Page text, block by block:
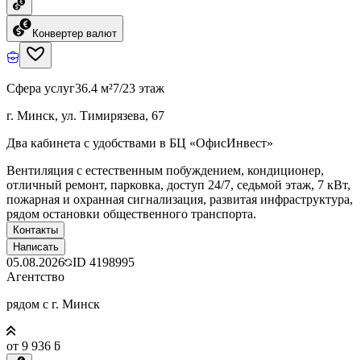
Конвертер валют
Сфера услуг36.4 м²7/23 этаж
г. Минск, ул. Тимирязева, 67
Два кабинета с удобствами в БЦ «ОфисИнвест»
Вентиляция с естественным побуждением, кондиционер,
отличный ремонт, парковка, доступ 24/7, седьмой этаж, 7 кВт,
пожарная и охранная сигнализация, развитая инфраструктура,
рядом остановки общественного транспорта.
Контакты
Написать
05.08.2026 ID 4198995
Агентство
рядом с г. Минск
от 9 936 ƃ